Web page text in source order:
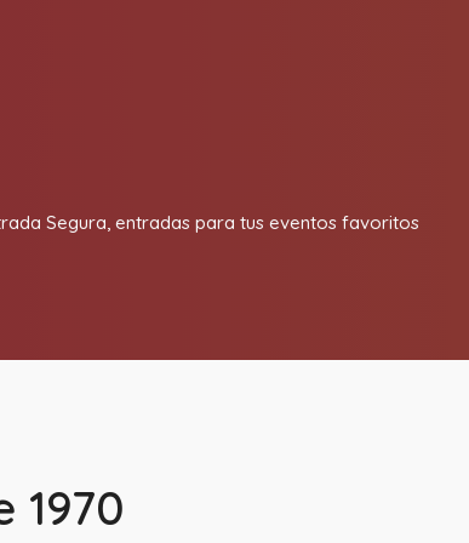
Segura, entradas para tus eventos favoritos
1970